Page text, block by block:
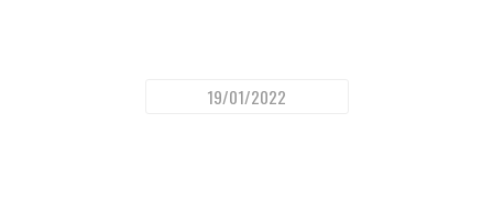
19/01/2022